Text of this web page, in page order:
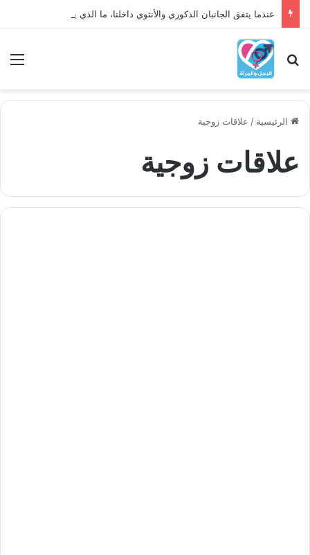
عندما يتفق الجانبان الذكوري والأنثوي داخلنا، ما الذي يحدث؟
بحث عن
الرئيسية / علاقات زوجية
علاقات زوجية